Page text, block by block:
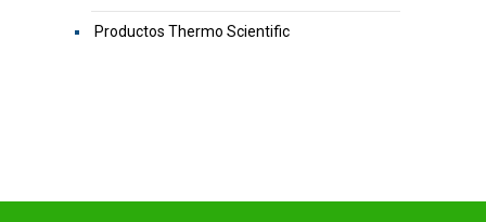
Productos Thermo Scientific